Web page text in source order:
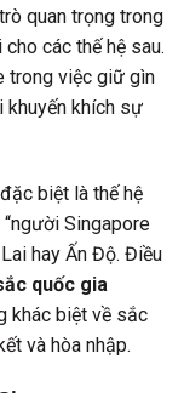
quan trọng trong
các thế hệ sau.
trong việc giữ gìn
khuyến khích sự
biệt là thế hệ
Singapore
hay Ấn Độ. Điều
quốc gia
khác biệt về sắc
và hòa nhập.